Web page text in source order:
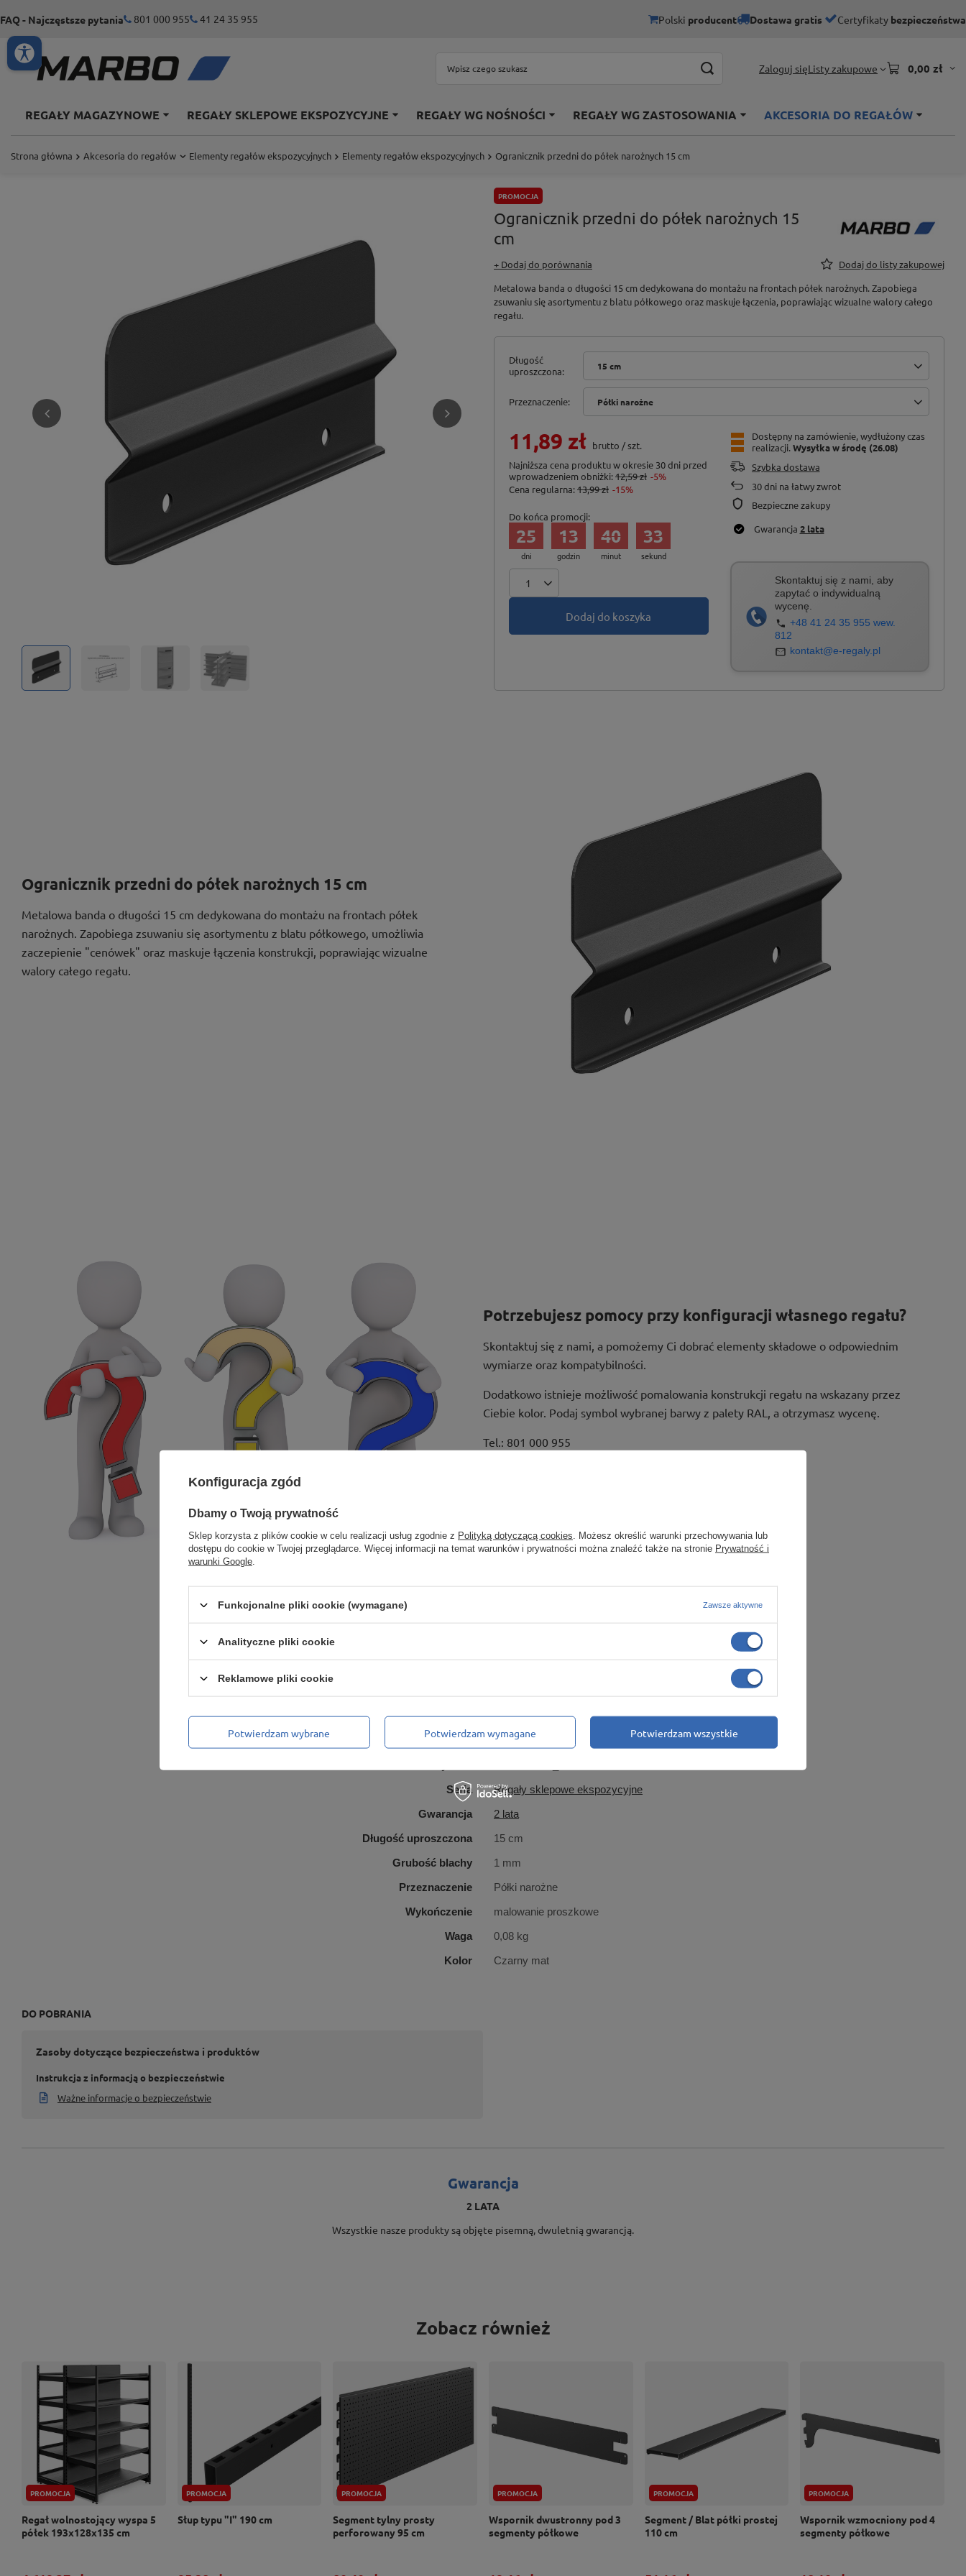
FAQ - Najczęstsze pytania 801 000 955 41 24 35 955 Polski producent Dostawa gratis Certyfikaty bezpieczeństwa
Zaloguj sięListy zakupowe 0,00 zł
REGAŁY MAGAZYNOWE REGAŁY SKLEPOWE EKSPOZYCYJNE REGAŁY WG NOŚNOŚCI REGAŁY WG ZASTOSOWANIA AKCESORIA DO REGAŁÓW
Strona główna Akcesoria do regałów Elementy regałów ekspozycyjnych Elementy regałów ekspozycyjnych Ogranicznik przedni do półek narożnych 15 cm
PROMOCJA
Ogranicznik przedni do półek narożnych 15
cm
+ Dodaj do porównania
Dodaj do listy zakupowej
Metalowa banda o długości 15 cm dedykowana do montażu na frontach półek narożnych. Zapobiega
zsuwaniu się asortymentu z blatu półkowego oraz maskuje łączenia, poprawiając wizualne walory całego
regału.
Długość
uproszczona
15 cm
Przeznaczenie Półki narożne
11,89 zł brutto /szt.
Najniższa cena produktu w okresie 30 dni przed
wprowadzeniem obniżki:12,59 zł -5%
Cena regularna:13,99 zł -15%
Do końca promocji:
dni
25
godzin
13
minut
40
sekund
32
Dodaj do koszyka
Dostępny na zamówienie, wydłużony czas
realizacji Wysyłkaw środę (26.08)
Szybka dostawa
30dni na łatwy zwrot
Bezpieczne zakupy
Gwarancja 2 lata
Skontaktuj się z nami, aby
zapytać o indywidualną
wycenę.
+48 41 24 35 955 wew.
812
kontakt@e-regaly.pl
Ogranicznik przedni do półek narożnych 15 cm
Metalowa banda o długości 15 cm dedykowana do montażu na frontach półek
narożnych. Zapobiega zsuwaniu się asortymentu z blatu półkowego, umożliwia
zaczepienie "cenówek" oraz maskuje łączenia konstrukcji, poprawiając wizualne
walory całego regału.
Potrzebujesz pomocy przy konfiguracji własnego regału?
Skontaktuj się z nami, a pomożemy Ci dobrać elementy składowe o odpowiednim
wymiarze oraz kompatybilności.
Dodatkowo istnieje możliwość pomalowania konstrukcji regału na wskazany przez
Ciebie kolor. Podaj symbol wybranej barwy z palety RAL, a otrzymasz wycenę.
Tel.: 801 000 955
Marka
Marbo Regały
Podmiot odpowiedzialny za ten produkt na terenie UE
MARBO Ulikowski Spółka Komandytowa Więcej
Seria
Regały sklepowe ekspozycyjne
Gwarancja
2 lata
Długość uproszczona
15 cm
Grubość blachy
1 mm
Przeznaczenie
Półki narożne
Wykończenie
malowanie proszkowe
Waga
0,08 kg
Kolor
Czarny mat
DO POBRANIA
Zasoby dotyczące bezpieczeństwa i produktów
Instrukcja z informacją o bezpieczeństwie
Ważne informacje o bezpieczeństwie
Gwarancja
2 LATA
Wszystkie nasze produkty są objęte pisemną, dwuletnią gwarancją.
Zobacz również
PROMOCJA
Regał wolnostojący wyspa 5
półek 193x128x135 cm
PROMOCJA
Słup typu "I" 190 cm
PROMOCJA
Segment tylny prosty
perforowany 95 cm
PROMOCJA
Wspornik dwustronny pod 3
segmenty półkowe
PROMOCJA
Segment / Blat półki prostej
110 cm
PROMOCJA
Wspornik wzmocniony pod 4
segmenty półkowe
Konfiguracja zgód
Dbamy o Twoją prywatność
Sklep korzysta z plików cookie w celu realizacji usług zgodnie z Polityką dotyczącą cookies . Możesz określić warunki przechowywania lub
dostępu do cookie w Twojej przeglądarce. Więcej informacji na temat warunków i prywatności można znaleźć także na stronie Prywatność i
warunki Google
Funkcjonalne pliki cookie (wymagane) Zawsze aktywne
Analityczne pliki cookie
Reklamowe pliki cookie
Potwierdzam wybrane Potwierdzam wymagane Potwierdzam wszystkie